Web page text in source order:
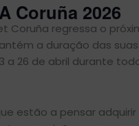
Coruña 2026
Coruña regressa o
a duração das
a 26 de abril durante
estão a pensar